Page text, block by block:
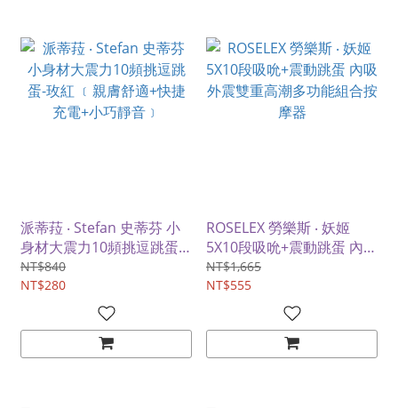
派蒂菈 ‧ Stefan 史蒂芬 小
身材大震力10頻挑逗跳蛋-
玫紅 ﹝親膚舒適+快捷充電
+小巧靜音﹞
NT$840
NT$280
ROSELEX 勞樂斯 ‧ 妖姬
5X10段吸吮+震動跳蛋 內吸
外震雙重高潮多功能組合按
摩器
NT$1,665
NT$555